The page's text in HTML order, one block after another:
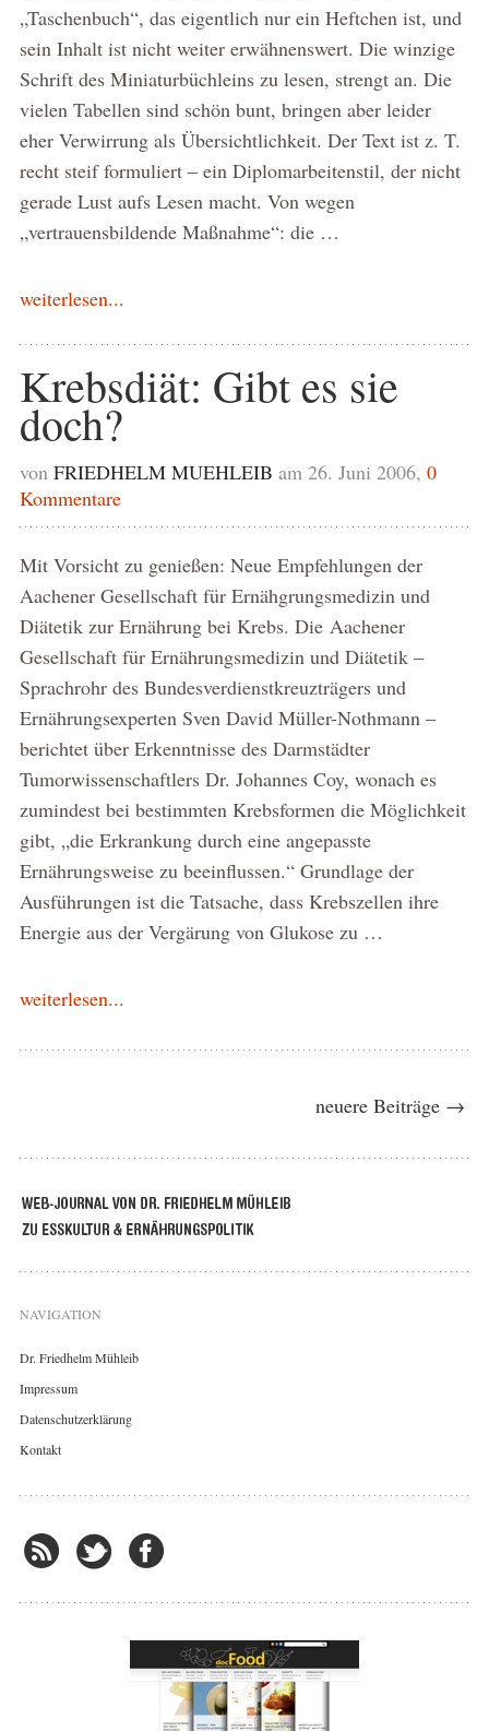
„Taschenbuch“, das eigentlich nur ein Heftchen ist, und
sein Inhalt ist nicht weiter erwähnenswert. Die winzige
Schrift des Miniaturbüchleins zu lesen, strengt an. Die
vielen Tabellen sind schön bunt, bringen aber leider
eher Verwirrung als Übersichtlichkeit. Der Text ist z. T.
recht steif formuliert – ein Diplomarbeitenstil, der nicht
gerade Lust aufs Lesen macht. Von wegen
„vertrauensbildende Maßnahme“: die …
weiterlesen...
Krebsdiät: Gibt es sie
doch?
von FRIEDHELM MUEHLEIB am 26. Juni 2006, 0
Kommentare
Mit Vorsicht zu genießen: Neue Empfehlungen der
Aachener Gesellschaft für Ernähgrungsmedizin und
Diätetik zur Ernährung bei Krebs. Die Aachener
Gesellschaft für Ernährungsmedizin und Diätetik –
Sprachrohr des Bundesverdienstkreuzträgers und
Ernährungsexperten Sven David Müller-Nothmann –
berichtet über Erkenntnisse des Darmstädter
Tumorwissenschaftlers Dr. Johannes Coy, wonach es
zumindest bei bestimmten Krebsformen die Möglichkeit
gibt, „die Erkrankung durch eine angepasste
Ernährungsweise zu beeinflussen.“ Grundlage der
Ausführungen ist die Tatsache, dass Krebszellen ihre
Energie aus der Vergärung von Glukose zu …
weiterlesen...
neuere Beiträge →
NAVIGATION
Dr. Friedhelm Mühleib
Impressum
Datenschutzerklärung
Kontakt